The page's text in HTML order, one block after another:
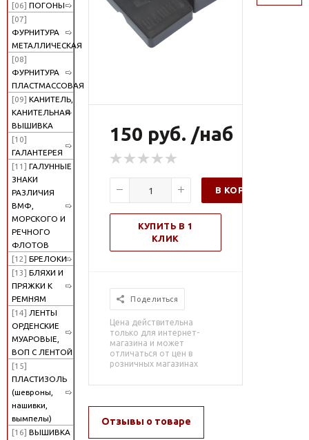
[06] ПОГОНЫ
[07]
ФУРНИТУРА
МЕТАЛЛИЧЕСКАЯ
[08]
ФУРНИТУРА
ПЛАСТМАССОВАЯ
[09] КАНИТЕЛЬ,
КАНИТЕЛЬНАЯ
ВЫШИВКА
[10]
ГАЛАНТЕРЕЯ
[11] ГАЛУННЫЕ
ЗНАКИ
РАЗЛИЧИЯ
ВМФ,
МОРСКОГО И
РЕЧНОГО
ФЛОТОВ
[12] БРЕЛОКИ
[13] БЛЯХИ И
ПРЯЖКИ К
РЕМНЯМ
[14] ЛЕНТЫ
ОРДЕНСКИЕ
МУАРОВЫЕ,
ВОП С ЛЕНТОЙ
[15]
ПЛАСТИЗОЛЬ
(шевроны,
нашивки,
вымпелы)
[16] ВЫШИВКА
150 руб. /наб
В КОРЗИНУ
КУПИТЬ В 1
КЛИК
Поделиться
Цена действительна
только для интернет-
магазина и может
отличаться от цен в
розничных магазинах
Отзывы о товаре